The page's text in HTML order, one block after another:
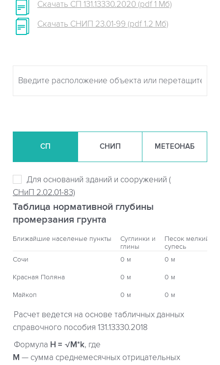
Скачать СП 131.13330.2020 (pdf 1 Мб)
Скачать СНИП 23.01-99 (pdf 1.2 Мб)
СП СНИП МЕТЕОНАБ
Для оснований зданий и сооружений (
СНиП 2.02.01-83)
Таблица нормативной глубины
промерзания грунта
Ближайшие населеные пункты
Суглинки и
глины
Песок мелкий,
супесь
Сочи
0 м 0 м
Красная Поляна 0 м 0 м
Майкоп 0 м 0 м
Расчет ведется на основе табличных данных
справочного пособия 131.13330.2018
Формула H = √M*k, где
М — сумма среднемесячных отрицательных